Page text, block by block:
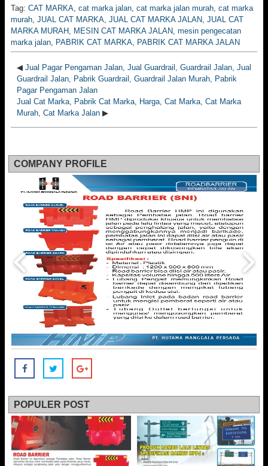
Tag: CAT MARKA, cat marka jalan, cat marka jalan murah, cat marka
murah, JUAL CAT MARKA, JUAL CAT MARKA JALAN, JUAL CAT
MARKA MURAH, MESIN CAT MARKA JALAN, mesin pengecatan
marka jalan, PABRIK CAT MARKA, PABRIK CAT MARKA JALAN
◀ Jual Pagar Pengaman Jalan, Jual Guardrail, Guardrail Jalan, Jual
Guardrail Jalan, Pabrik Guardrail, Guardrail Jalan Murah, Pabrik
Pagar Pengaman Jalan
Jual Cat Marka, Pabrik Cat Marka, Harga, Cat Marka, Cat Marka
Murah, Cat Marka Jalan ▶
COMPANY PROFILE
POPULER POST